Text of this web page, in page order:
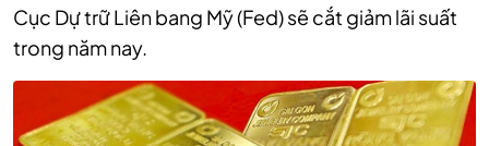
Cục Dự trữ Liên bang Mỹ (Fed) sẽ cắt giảm lãi suất
trong năm nay.